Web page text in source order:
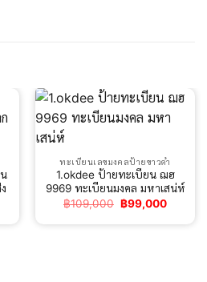
ทะเบียนเลขมงคลป้ายขาวดำ
1.okdee ป้ายทะเบียน ฌฮ
9969 ทะเบียนมงคล มหาเสน่ห์
฿109,000 Original
price
฿99,000Current